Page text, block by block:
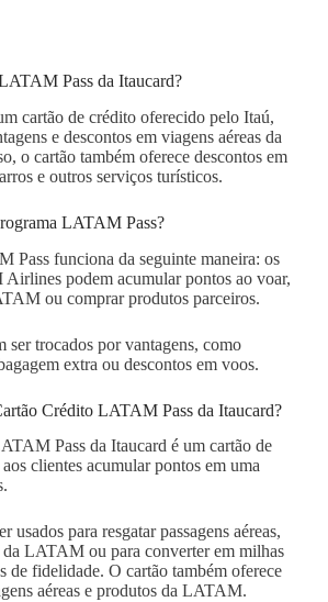
Pass da Itaucard?
cartão de crédito oferecido pelo Itaú,
e descontos em viagens aéreas da
o cartão também oferece descontos em
e outros serviços turísticos.
LATAM Pass?
Pass funciona da seguinte maneira: os
podem acumular pontos ao voar,
ou comprar produtos parceiros.
ser trocados por vantagens, como
extra ou descontos em voos.
Crédito LATAM Pass da Itaucard?
Pass da Itaucard é um cartão de
clientes acumular pontos em uma
usados para resgatar passagens aéreas,
da LATAM ou para converter em milhas
de fidelidade. O cartão também oferece
aéreas e produtos da LATAM.